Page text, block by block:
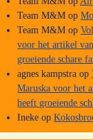
Team M&M op
Team M&M op
voor het artikel
groeiende schare
agnes kampstra op
Maruska voor het
heeft groeiende
Ineke op